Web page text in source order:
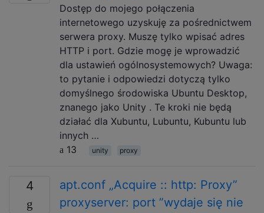
Dostęp do mojego połączenia
internetowego uzyskuję za pośrednictwem
serwera proxy. Muszę tylko wpisać adres
HTTP i port. Gdzie mogę je wprowadzić
dla ustawień ogólnosystemowych? Uwaga:
to pytanie i odpowiedzi dotyczą tylko
domyślnego środowiska Ubuntu Desktop,
znanego jako Unity . Te kroki nie będą
działać dla Xubuntu, Lubuntu, Kubuntu lub
innych …
13
unity proxy
4
apt.conf „Acquire :: http: Proxy”
proxyserver: port ”wydaje się nie